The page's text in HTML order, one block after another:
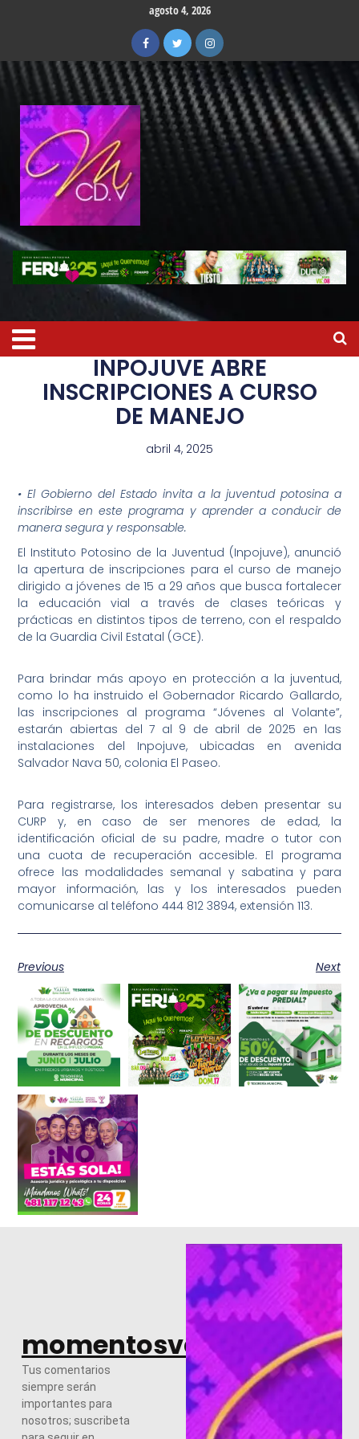
agosto 4, 2026
INPOJUVE ABRE
INSCRIPCIONES A CURSO
DE MANEJO
abril 4, 2025
• El Gobierno del Estado invita a la juventud potosina a
inscribirse en este programa y aprender a conducir de
manera segura y responsable.
El Instituto Potosino de la Juventud (Inpojuve), anunció
la apertura de inscripciones para el curso de manejo
dirigido a jóvenes de 15 a 29 años que busca fortalecer
la educación vial a través de clases teóricas y
prácticas en distintos tipos de terreno, con el respaldo
de la Guardia Civil Estatal (GCE).
Para brindar más apoyo en protección a la juventud,
como lo ha instruido el Gobernador Ricardo Gallardo,
las inscripciones al programa “Jóvenes al Volante”,
estarán abiertas del 7 al 9 de abril de 2025 en las
instalaciones del Inpojuve, ubicadas en avenida
Salvador Nava 50, colonia El Paseo.
Para registrarse, los interesados deben presentar su
CURP y, en caso de ser menores de edad, la
identificación oficial de su padre, madre o tutor con
una cuota de recuperación accesible. El programa
ofrece las modalidades semanal y sabatina y para
mayor información, las y los interesados pueden
comunicarse al teléfono 444 812 3894, extensión 113.
Previous Next
momentosvalles.com
Tus comentarios
siempre serán
importantes para
nosotros; suscribeta